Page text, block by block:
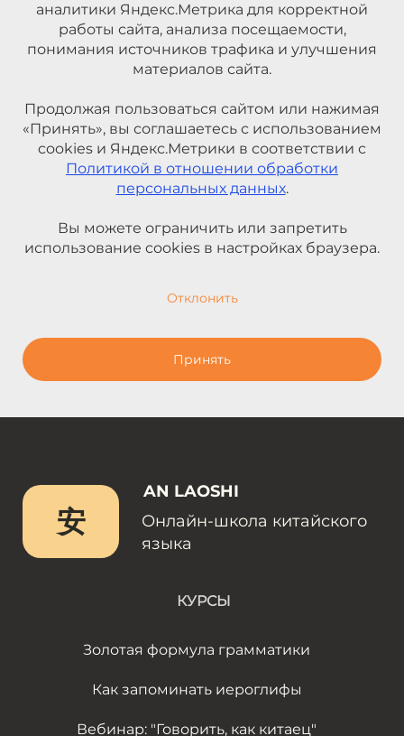
аналитики Яндекс.Метрика для корректной
работы сайта, анализа посещаемости,
понимания источников трафика и улучшения
материалов сайта.
Продолжая пользоваться сайтом или нажимая
«Принять», вы соглашаетесь с использованием
cookies и Яндекс.Метрики в соответствии с
Политикой в отношении обработки
персональных данных.
Вы можете ограничить или запретить
использование cookies в настройках браузера.
Отклонить
Принять
安
AN LAOSHI
Онлайн-школа китайского
языка
КУРСЫ
Золотая формула грамматики
Как запоминать иероглифы
Вебинар: "Говорить, как китаец"